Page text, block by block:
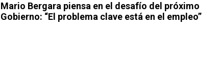
Mario Bergara piensa en el desafío del próximo
Gobierno: “El problema clave está en el empleo”